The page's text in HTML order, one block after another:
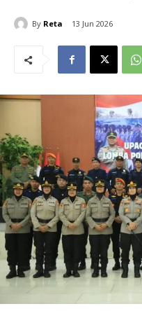
By Reta 13 Jun 2026